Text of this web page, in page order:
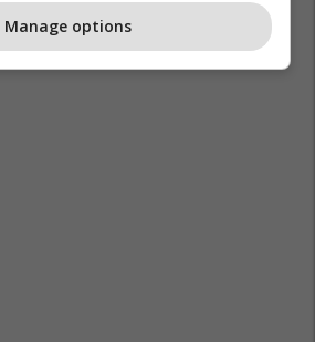
Manage options